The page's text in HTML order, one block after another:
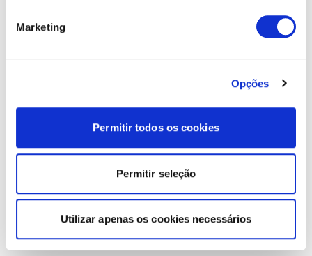
Marketing
Opções
Permitir todos os cookies
Permitir seleção
Utilizar apenas os cookies necessários